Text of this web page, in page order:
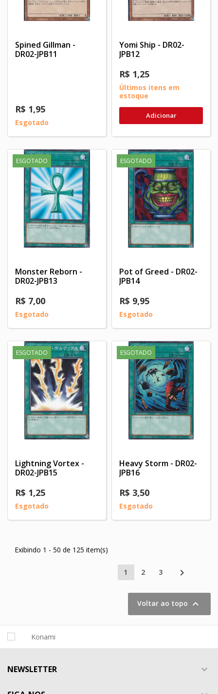
Spined Gillman -
DR02-JPB11
R$ 1,95
Esgotado
Yomi Ship - DR02-
JPB12
R$ 1,25
Últimos itens em
estoque
Adicionar
ESGOTADO
Monster Reborn -
DR02-JPB13
R$ 7,00
Esgotado
ESGOTADO
Pot of Greed - DR02-
JPB14
R$ 9,95
Esgotado
ESGOTADO
Lightning Vortex -
DR02-JPB15
R$ 1,25
Esgotado
ESGOTADO
Heavy Storm - DR02-
JPB16
R$ 3,50
Esgotado
Exibindo 1 - 50 de 125 item(s)
1 2 3 
Voltar ao topo 
NEWSLETTER 